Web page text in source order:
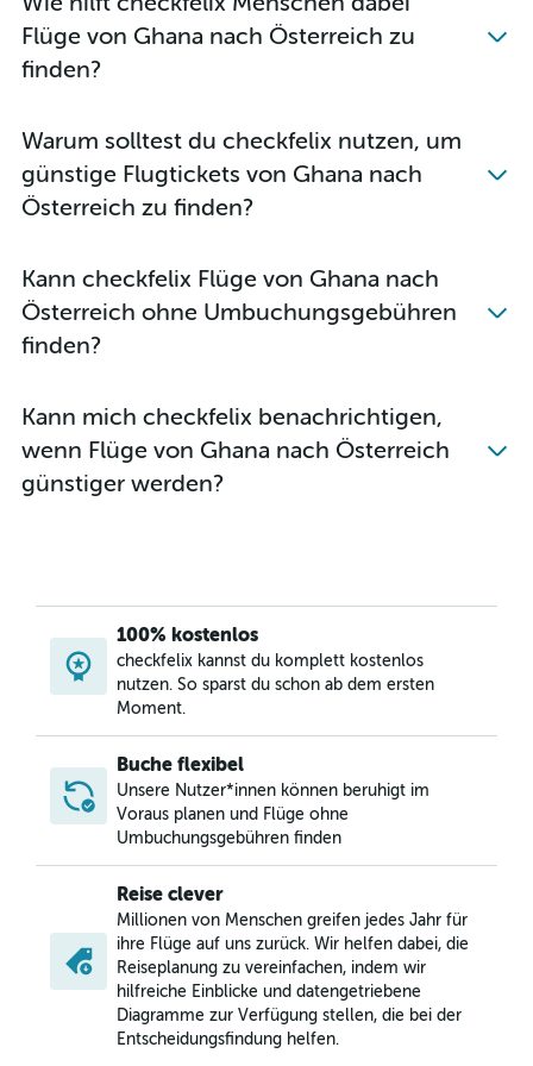
Flüge von Ghana nach Österreich zu
finden?
Warum solltest du checkfelix nutzen, um
günstige Flugtickets von Ghana nach
Österreich zu finden?
Kann checkfelix Flüge von Ghana nach
Österreich ohne Umbuchungsgebühren
finden?
Kann mich checkfelix benachrichtigen,
wenn Flüge von Ghana nach Österreich
günstiger werden?
100% kostenlos
checkfelix kannst du komplett kostenlos
nutzen. So sparst du schon ab dem ersten
Moment.
Buche flexibel
Unsere Nutzer*innen können beruhigt im
Voraus planen und Flüge ohne
Umbuchungsgebühren finden
Reise clever
Millionen von Menschen greifen jedes Jahr für
ihre Flüge auf uns zurück. Wir helfen dabei, die
Reiseplanung zu vereinfachen, indem wir
hilfreiche Einblicke und datengetriebene
Diagramme zur Verfügung stellen, die bei der
Entscheidungsfindung helfen.